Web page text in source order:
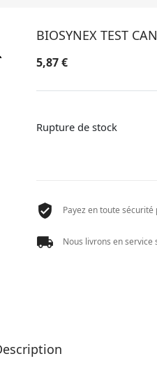
BIOSYNEX TEST
5,87€
Rupture de stock
Payez en toute
Nous livrons en